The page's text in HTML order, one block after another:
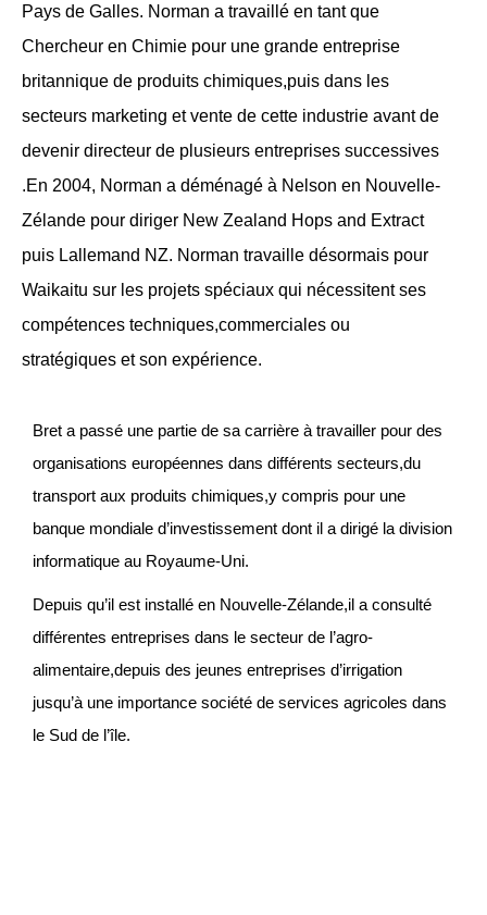
Pays de Galles. Norman a travaillé en tant que
Chercheur en Chimie pour une grande entreprise
britannique de produits chimiques,puis dans les
secteurs marketing et vente de cette industrie avant de
devenir directeur de plusieurs entreprises successives
.En 2004, Norman a déménagé à Nelson en Nouvelle-
Zélande pour diriger New Zealand Hops and Extract
puis Lallemand NZ. Norman travaille désormais pour
Waikaitu sur les projets spéciaux qui nécessitent ses
compétences techniques,commerciales ou
stratégiques et son expérience.
Bret a passé une partie de sa carrière à travailler pour des
organisations européennes dans différents secteurs,du
transport aux produits chimiques,y compris pour une
banque mondiale d’investissement dont il a dirigé la division
informatique au Royaume-Uni.
Depuis qu’il est installé en Nouvelle-Zélande,il a consulté
différentes entreprises dans le secteur de l’agro-
alimentaire,depuis des jeunes entreprises d’irrigation
jusqu’à une importance société de services agricoles dans
le Sud de l’île.